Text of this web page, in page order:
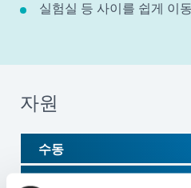
실험실 등 사이를 쉽게 이
자원
수동